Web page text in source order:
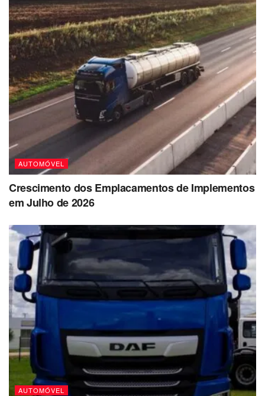
AUTOMÓVEL
Crescimento dos Emplacamentos de Implementos
em Julho de 2026
AUTOMÓVEL